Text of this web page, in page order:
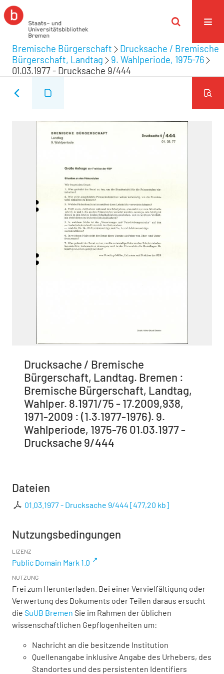
Bremische Bürgerschaft
Drucksache / Bremische
Bürgerschaft, Landtag
9. Wahlperiode, 1975-76
01.03.1977 - Drucksache 9/444
Drucksache / Bremische
Bürgerschaft, Landtag. Bremen :
Bremische Bürgerschaft, Landtag,
Wahlper. 8.1971/75 - 17.2009,938,
1971-2009 : (1.3.1977-1976). 9.
Wahlperiode, 1975-76 01.03.1977 -
Drucksache 9/444
Dateien
01.03.1977 - Drucksache 9/444 [477,20 kb]
Nutzungsbedingungen
LIZENZ
Public Domain Mark 1.0
NUTZUNG
Frei zum Herunterladen. Bei einer Vervielfältigung oder
Verwertung des Dokuments oder Teilen daraus ersucht
die SuUB Bremen Sie im Rahmen der üblichen
wissenschaftlichen Gepflogenheiten um:
Nachricht an die besitzende Institution
Quellenangabe inklusive Angabe des Urhebers, des
Standortes und des persistenten Identifiers